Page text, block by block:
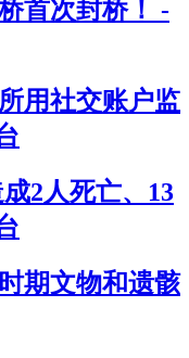
首次封桥！ -
用社交账户监
2人死亡、13
期文物和遗骸